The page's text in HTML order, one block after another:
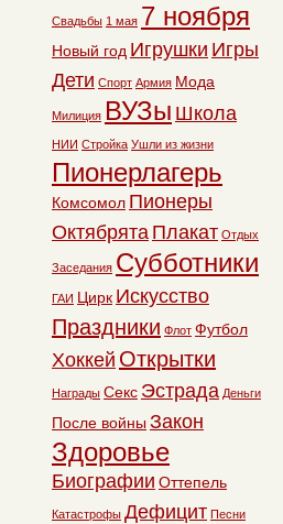
Свадьбы 1 мая 7 ноября
Новый год Игрушки Игры
Дети Спорт Армия Мода
Милиция ВУЗы Школа
НИИ Стройка Ушли из жизни
Пионерлагерь
Комсомол Пионеры
Октябрята Плакат Отдых
Заседания Субботники
ГАИ Цирк Искусство
Праздники Флот Футбол
Хоккей Открытки
Награды Секс Эстрада Деньги
После войны Закон
Здоровье
Биографии Оттепель
Катастрофы Дефицит Песни